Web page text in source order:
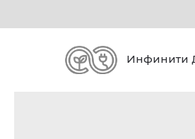
Инфинити